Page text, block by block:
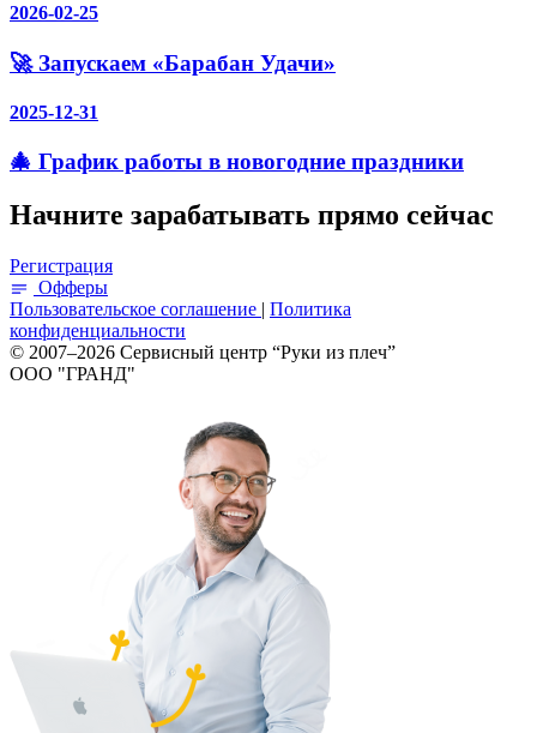
2026-02-25
🚀 Запускаем «Барабан Удачи»
2025-12-31
🎄 График работы в новогодние праздники
Начните зарабатывать прямо сейчас
Регистрация
Офферы
Пользовательское соглашение | Политика
конфиденциальности
© 2007–2026 Сервисный центр “Руки из плеч”
ООО "ГРАНД"